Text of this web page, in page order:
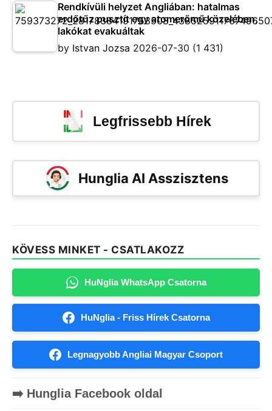
Rendkívüli helyzet Angliában: hatalmas
erdőtűz pusztít egy atomerőmű közelében,
lakókat evakuáltak
by Istvan Jozsa 2026-07-30 (1 431)
Legfrissebb Hírek
Hunglia AI Asszisztens
KÖVESS MINKET - CSATLAKOZZ
HuNglia WhatsApp Csatorna
HuNglia - Friss Hírek Csatorna
Legnagyobb Angliai Magyar Csoport
➡️ Hunglia Facebook oldal